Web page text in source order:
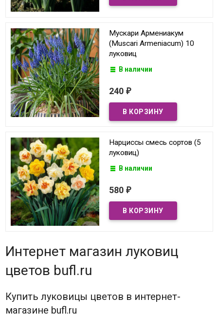
Мускари Армениакум
(Muscari Armeniacum) 10
луковиц
В наличии
240 ₽
Нарциссы смесь сортов (5
луковиц)
В наличии
580 ₽
Интернет магазин луковиц
цветов bufl.ru
Купить луковицы цветов в интернет-
магазине bufl.ru